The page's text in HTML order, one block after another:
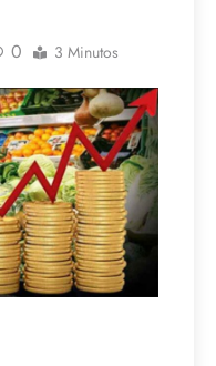
0 3 Minutos